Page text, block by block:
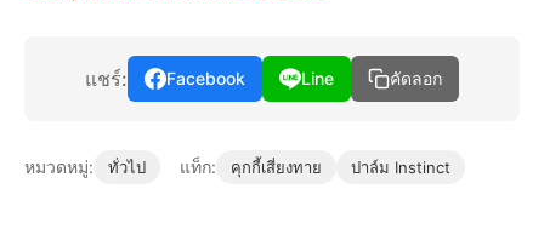
แชร์: Facebook Line คัดลอก
หมวดหมู่: ทั่วไป แท็ก: คุกกี้เสี่ยงทาย ปาล์ม Instinct